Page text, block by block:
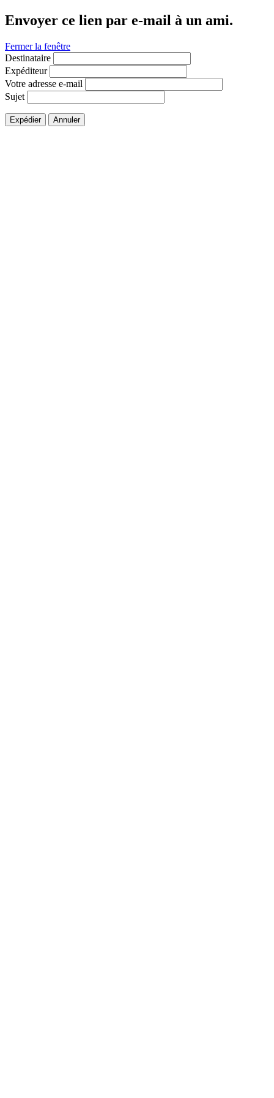
Envoyer ce lien par e-mail à un ami.
Fermer la fenêtre
Destinataire
Expéditeur
Votre adresse e-mail
Sujet
Expédier Annuler